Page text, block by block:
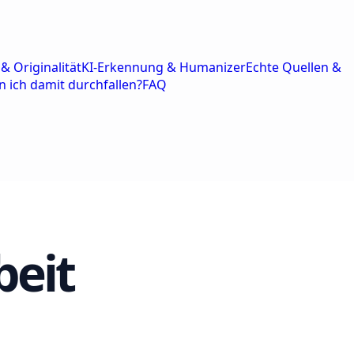
OriginalitätKI-Erkennung & HumanizerEchte Quellen &
ich damit durchfallen?FAQ